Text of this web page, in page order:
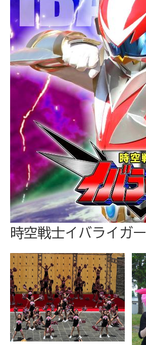
時空戦士イバライガー